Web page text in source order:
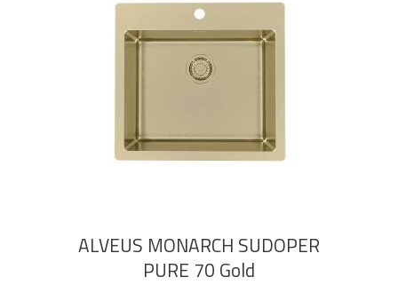
DODAJ U KOŠARICU
ALVEUS MONARCH SUDOPER
PURE 70 Gold